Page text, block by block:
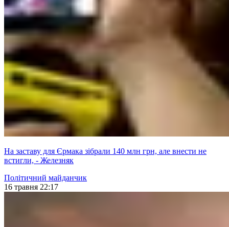
На заставу для Єрмака зібрали 140 млн грн, але внести не
встигли, - Железняк
Політичний майданчик
16 травня 22:17